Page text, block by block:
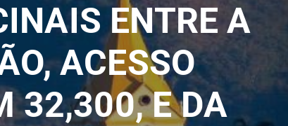
ENTRE A
ACESSO
32,300, E DA